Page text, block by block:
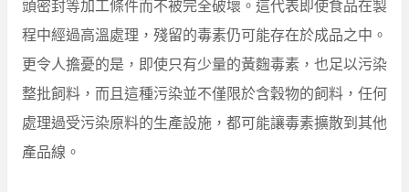
頭密封等加工條件而不被完全破壞。這代表即使食品在製
程中經過高溫處理，殘留的毒素仍可能存在於成品之中。
更令人擔憂的是，即使只有少量的黃麴毒素，也足以污染
整批飼料，而且這種污染並不僅限於含穀物的飼料，任何
處理過受污染原料的生產設施，都可能讓毒素擴散到其他
產品線。